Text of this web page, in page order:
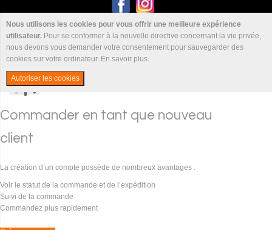
Nous utilisons les cookies pour vous offrir une meilleure expérience
utilisateur. Pour se conformer à la nouvelle directive concernant la vie privée,
nous devons vous demander votre consentement pour sauvegarder des
cookies sur votre ordinateur. En savoir plus
Autoriser les cookies
Symphonie 41 © 2024. Tous droits réservés. Réalisation
Fermer
Commander en tant que nouveau
client
La création d’un compte possède de nombreux avantages :
Voir le statut de la commande et de l’expédition
Suivi de la commande
Commandez plus rapidement